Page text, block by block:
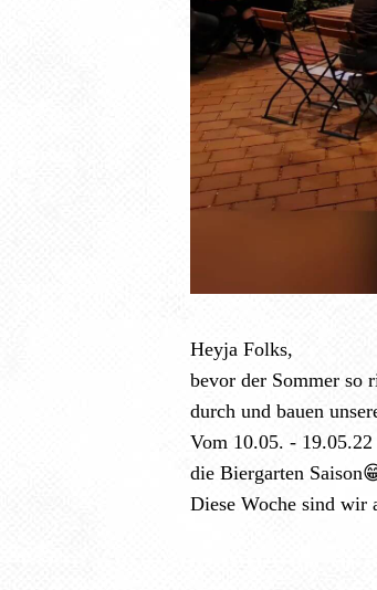
Heyja Folks,
bevor der Sommer so
durch und bauen
Vom 10.05. -
die Biergarten
Diese Woche sind wir